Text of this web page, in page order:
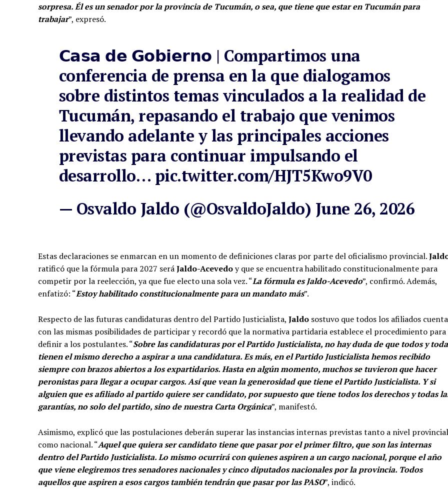
sorpresa. Él es un senador por la provincia de Tucumán, o sea, que tiene que estar en Tucumán para
trabajar”, expresó.
𝗖𝗮𝘀𝗮 𝗱𝗲 𝗚𝗼𝗯𝗶𝗲𝗿𝗻𝗼 | Compartimos una
conferencia de prensa en la que dialogamos
sobre distintos temas vinculados a la realidad de
Tucumán, repasando el trabajo que venimos
llevando adelante y las principales acciones
previstas para continuar impulsando el
desarrollo… pic.twitter.com/HJT5Kwo9V0
— Osvaldo Jaldo (@OsvaldoJaldo) June 26, 2026
Estas declaraciones se enmarcan en un momento de definiciones claras por parte del oficialismo provincial.
ratificó que la fórmula para 2027 seráJaldo-Acevedoy que se encuentra habilitado constitucionalmente para
competir por la reelección, ya que fue electo una sola vez. “La fórmula es Jaldo-Acevedo”, confirmó. Además,
enfatizó: “Estoy habilitado constitucionalmente para un mandato más”.
Respecto de las futuras candidaturas dentro del Partido Justicialista, Jaldo sostuvo que todos los afiliados
con las mismas posibilidades de participar y recordó que la normativa partidaria establece el procedimiento para
definir a los postulantes. “Sobre las candidaturas por el Partido Justicialista, no hay duda de que todos y
tienen el mismo derecho a aspirar a una candidatura. Es más, en el Partido Justicialista hemos recibido
siempre con brazos abiertos a los expartidarios. Hasta en algún momento, muchos se tuvieron que hacer
peronistas para llegar a ocupar cargos. Así que vean la generosidad que tiene el Partido Justicialista. Y si
alguien que es afiliado al partido quiere ser candidato, por supuesto que tiene todos los derechos y todas
garantías, no solo del partido, sino de nuestra Carta Orgánica”, manifestó.
Asimismo, explicó que las postulaciones deberán superar las instancias internas previstas tanto a nivel provincial
como nacional. “Aquel que quiera ser candidato tiene que pasar por el primer filtro, que son las internas
dentro del Partido Justicialista. Lo mismo ocurrirá con quienes aspiren a un cargo nacional, porque el año
que viene elegiremos tres senadores nacionales y cinco diputados nacionales por la provincia. Todos
aquellos que aspiren a esos cargos también tendrán que pasar por las PASO”, indicó.